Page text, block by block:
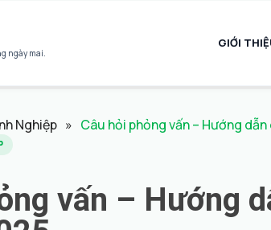
ngày mai.
GIỚI
Nghiệp » Câu hỏi phỏng vấn – Hướng
vấn – Hướng